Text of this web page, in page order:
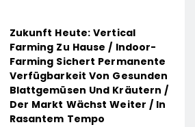
Zukunft Heute: Vertical
Farming Zu Hause / Indoor-
Farming Sichert Permanente
Verfügbarkeit Von Gesunden
Blattgemüsen Und Kräutern /
Der Markt Wächst Weiter / In
Rasantem Tempo